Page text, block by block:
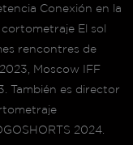
Conexión en la
cortometraje El sol
rencontres de
Moscow IFF
También es director
2024.